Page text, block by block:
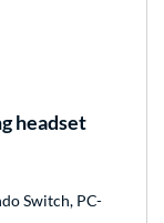
headset
Switch, PC-